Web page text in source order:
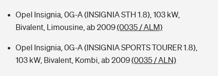
Opel Insignia, 0G-A (INSIGNIA STH 1.8), 103 kW,
Bivalent, Limousine, ab 2009(0035 / ALM)
Opel Insignia, 0G-A (INSIGNIA SPORTS TOURER 1.8),
103 kW, Bivalent, Kombi, ab 2009(0035 / ALN)